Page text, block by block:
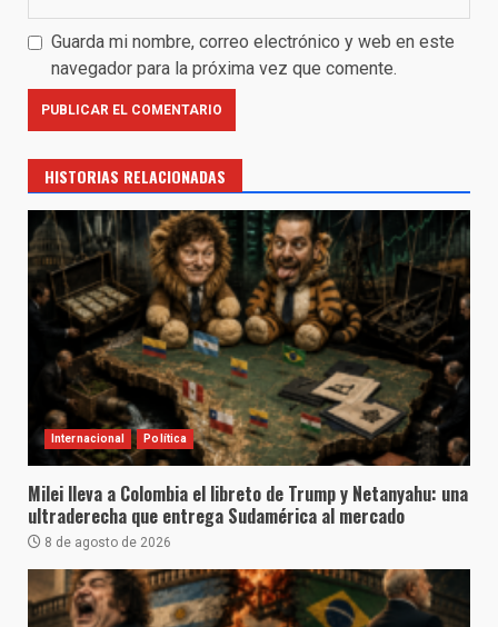
Guarda mi nombre, correo electrónico y web en este
navegador para la próxima vez que comente.
HISTORIAS RELACIONADAS
Internacional Política
Milei lleva a Colombia el libreto de Trump y Netanyahu: una
ultraderecha que entrega Sudamérica al mercado
8 de agosto de 2026